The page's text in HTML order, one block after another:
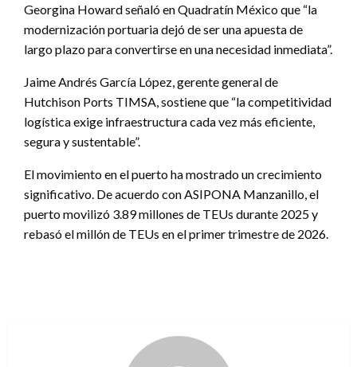
Georgina Howard señaló en Quadratín México que “la
modernización portuaria dejó de ser una apuesta de
largo plazo para convertirse en una necesidad inmediata”.
Jaime Andrés García López, gerente general de
Hutchison Ports TIMSA, sostiene que “la competitividad
logística exige infraestructura cada vez más eficiente,
segura y sustentable”.
El movimiento en el puerto ha mostrado un crecimiento
significativo. De acuerdo con ASIPONA Manzanillo, el
puerto movilizó 3.89 millones de TEUs durante 2025 y
rebasó el millón de TEUs en el primer trimestre de 2026.